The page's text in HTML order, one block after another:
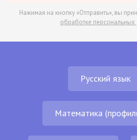
Нажимая на кнопку «Отправить», вы
обработке
Русский язык
Математика